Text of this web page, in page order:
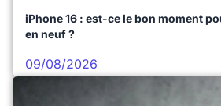
iPhone 16 : est-ce le bon moment
en neuf ?
09/08/2026